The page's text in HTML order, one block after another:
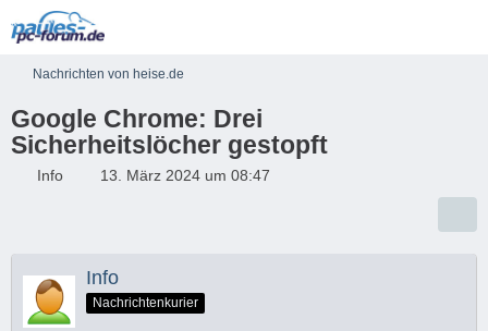
Nachrichten von heise.de
Google Chrome: Drei
Sicherheitslöcher gestopft
Info 13. März 2024 um 08:47
Info
Nachrichtenkurier